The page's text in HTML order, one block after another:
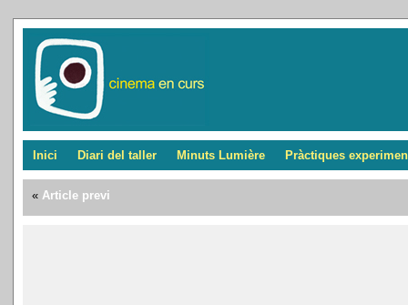
Inici Diari del taller Minuts Lumière Pràctiques
« Article previ